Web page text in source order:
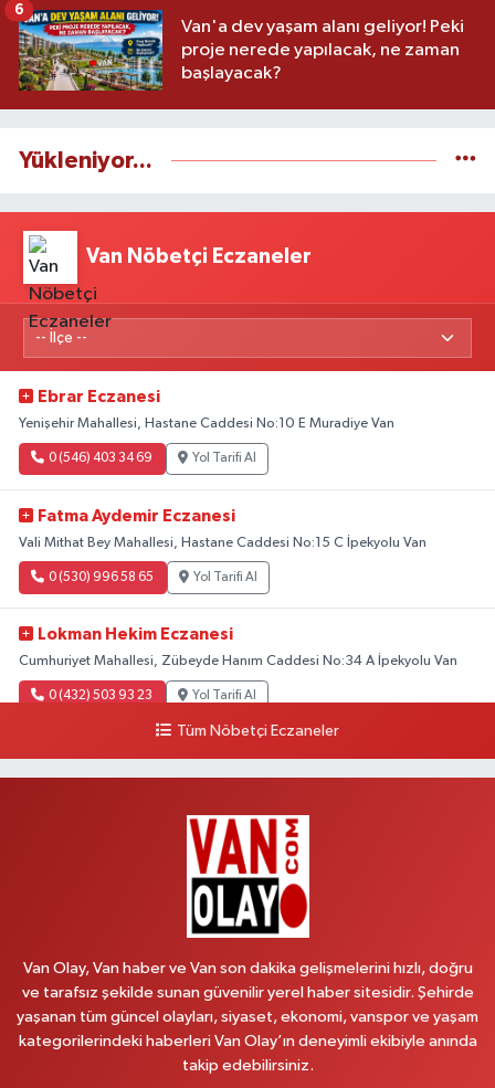
Van'a dev yaşam alanı geliyor! Peki
proje nerede yapılacak, ne zaman
başlayacak?
6
Yükleniyor...
Van Nöbetçi Eczaneler
Ebrar Eczanesi
Yenişehir Mahallesi, Hastane Caddesi No:10 E Muradiye Van
0 (546) 403 34 69 Yol Tarifi Al
Fatma Aydemir Eczanesi
Vali Mithat Bey Mahallesi, Hastane Caddesi No:15 C İpekyolu Van
0 (530) 996 58 65 Yol Tarifi Al
Lokman Hekim Eczanesi
Cumhuriyet Mahallesi, Zübeyde Hanım Caddesi No:34 A İpekyolu Van
0 (432) 503 93 23 Yol Tarifi Al
Vanyolu Mahallesi, Kara Yusuf Bey Bulvarı No:102 F Erciş Van
Yol Tarifi Al
Cumhuriyet Mahallesi, Konak Sokak No:6 Gürpınar Van
Yol Tarifi Al
Yiğit Eczanesi
Hatuniye Mahallesi, Asmin Sokak No:3 A İpekyolu Van
0 (432) 217 11 10
Tüm Nöbetçi Eczaneler
Van Olay, Van haber ve Van son dakika gelişmelerini hızlı, doğru
ve tarafsız şekilde sunan güvenilir yerel haber sitesidir. Şehirde
yaşanan tüm güncel olayları, siyaset, ekonomi, vanspor ve yaşam
kategorilerindeki haberleri Van Olay’ın deneyimli ekibiyle anında
takip edebilirsiniz.